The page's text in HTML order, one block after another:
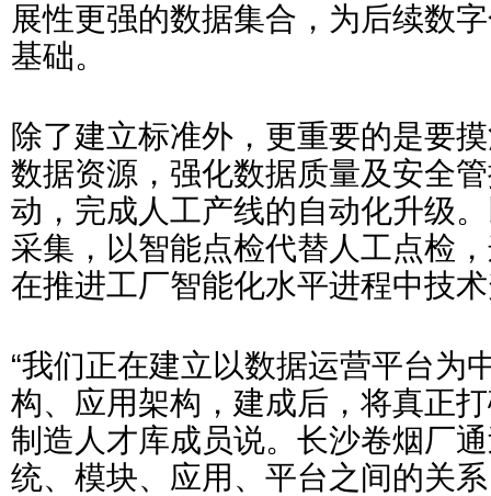
展性更强的数据集合，为后续数
基础。
除了建立标准外，更重要的是要
数据资源，强化数据质量及安全
动，完成人工产线的自动化升级
采集，以智能点检代替人工点检
在推进工厂智能化水平进程中技
“我们正在建立以数据运营平台为
构、应用架构，建成后，将真正
制造人才库成员说。长沙卷烟厂
统、模块、应用、平台之间的关